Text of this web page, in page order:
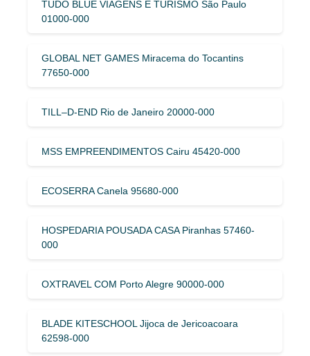
TUDO BLUE VIAGENS E TURISMO São Paulo
01000-000
GLOBAL NET GAMES Miracema do Tocantins
77650-000
TILL–D-END Rio de Janeiro 20000-000
MSS EMPREENDIMENTOS Cairu 45420-000
ECOSERRA Canela 95680-000
HOSPEDARIA POUSADA CASA Piranhas 57460-
000
OXTRAVEL COM Porto Alegre 90000-000
BLADE KITESCHOOL Jijoca de Jericoacoara
62598-000